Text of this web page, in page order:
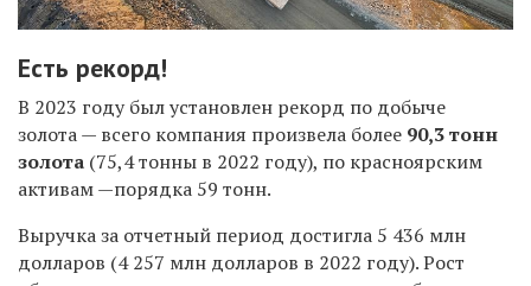
Есть рекорд!
В 2023 году был установлен рекорд по добыче
золота — всего компания произвела более 90,3 тонн
золота (75,4 тонны в 2022 году), по красноярским
активам —порядка 59 тонн.
Выручка за отчетный период достигла 5 436 млн
долларов (4 257 млн долларов в 2022 году). Рост